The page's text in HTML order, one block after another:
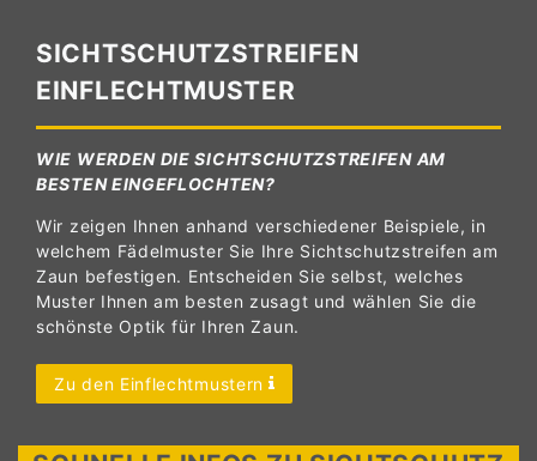
SICHTSCHUTZSTREIFEN
EINFLECHTMUSTER
WIE WERDEN DIE SICHTSCHUTZSTREIFEN AM
BESTEN EINGEFLOCHTEN?
Wir zeigen Ihnen anhand verschiedener Beispiele, in
welchem Fädelmuster Sie Ihre Sichtschutzstreifen am
Zaun befestigen. Entscheiden Sie selbst, welches
Muster Ihnen am besten zusagt und wählen Sie die
schönste Optik für Ihren Zaun.
Zu den Einflechtmustern